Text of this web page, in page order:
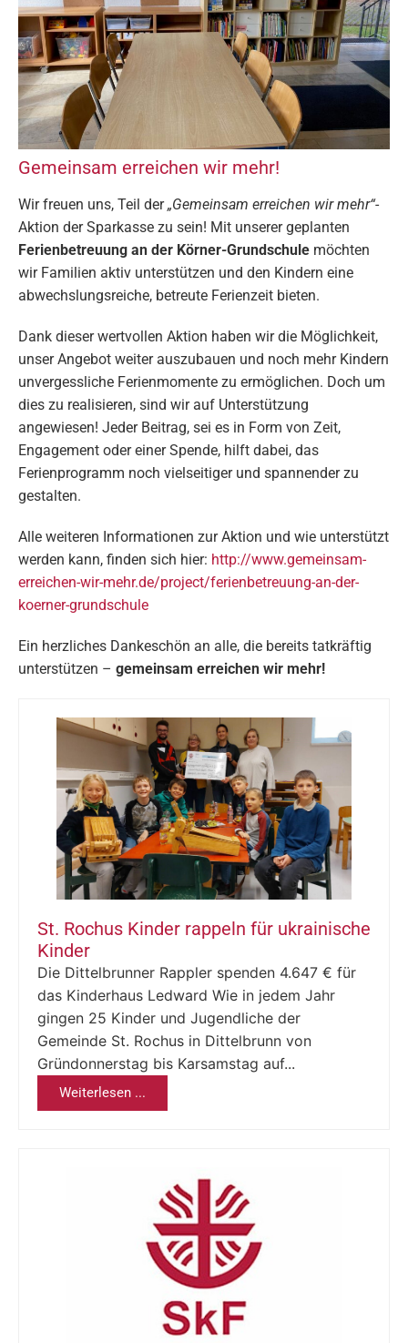
Gemeinsam erreichen wir mehr!
Wir freuen uns, Teil der„Gemeinsam erreichen wir mehr“-
Aktion der Sparkasse zu sein! Mit unserer geplanten
Ferienbetreuung an der Körner-Grundschule möchten
wir Familien aktiv unterstützen und den Kindern eine
abwechslungsreiche, betreute Ferienzeit bieten.
Dank dieser wertvollen Aktion haben wir die Möglichkeit,
unser Angebot weiter auszubauen und noch mehr Kindern
unvergessliche Ferienmomente zu ermöglichen. Doch um
dies zu realisieren, sind wir auf Unterstützung
angewiesen! Jeder Beitrag, sei es in Form von Zeit,
Engagement oder einer Spende, hilft dabei, das
Ferienprogramm noch vielseitiger und spannender zu
gestalten.
Alle weiteren Informationen zur Aktion und wie unterstützt
werden kann, finden sich hier: http://www.gemeinsam-
erreichen-wir-mehr.de/project/ferienbetreuung-an-der-
koerner-grundschule
Ein herzliches Dankeschön an alle, die bereits tatkräftig
unterstützen – gemeinsam erreichen wir mehr!
St. Rochus Kinder rappeln für ukrainische
Kinder
Die Dittelbrunner Rappler spenden 4.647 € für
das Kinderhaus Ledward Wie in jedem Jahr
gingen 25 Kinder und Jugendliche der
Gemeinde St. Rochus in Dittelbrunn von
Gründonnerstag bis Karsamstag auf...
Weiterlesen ...